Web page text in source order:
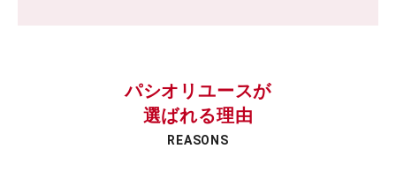
パシオリユースが
選ばれる理由
REASONS